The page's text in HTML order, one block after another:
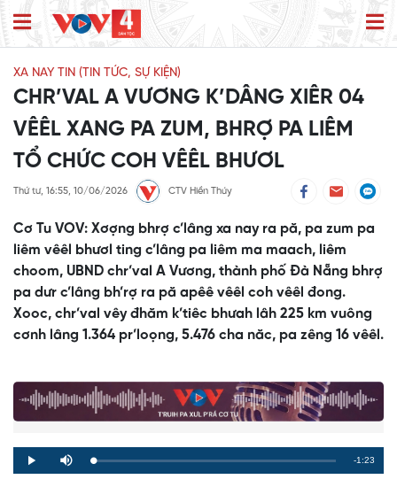
XA NAY TIN (TIN TỨC, SỰ KIỆN)
CHR’VAL A VƯƠNG K’DÂNG XIÊR 04
VÊÊL XANG PA ZUM, BHRỢ PA LIÊM
TỔ CHỨC COH VÊÊL BHƯƠL
Thứ tư, 16:55, 10/06/2026 CTV Hiền Thúy
Cơ Tu VOV: Xơợng bhrợ c’lâng xa nay ra pă, pa zum pa
liêm vêêl bhươl ting c’lâng pa liêm ma maach, liêm
choom, UBND chr’val A Vương, thành phố Đà Nẵng bhrợ
pa dưr c’lâng bh’rợ ra pă apêê vêêl coh vêêl đong.
Xooc, chr’val vêy đhăm k’tiêc bhưah lâh 225 km vuông
cơnh lâng 1.364 pr’loọng, 5.476 cha năc, pa zêng 16 vêêl.
Play Mute Loaded:
0%
Progress:
0%
Remaining
-1:23